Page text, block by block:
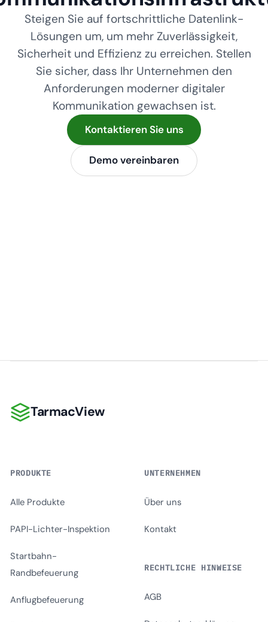
Steigen Sie auf fortschrittliche Datenlink-
Lösungen um, um mehr Zuverlässigkeit,
Sicherheit und Effizienz zu erreichen. Stellen
Sie sicher, dass Ihr Unternehmen den
Anforderungen moderner digitaler
Kommunikation gewachsen ist.
Kontaktieren Sie uns
Demo vereinbaren
TarmacView
TarmacView
PRODUKTE
Alle Produkte
PAPI-Lichter-Inspektion
Startbahn-
Randbefeuerung
Anflugbefeuerung
UNTERNEHMEN
Über uns
Kontakt
RECHTLICHE HINWEISE
AGB